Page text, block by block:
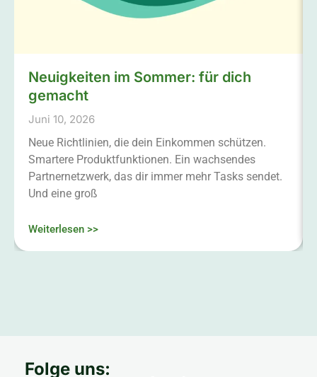
Neuigkeiten im Sommer: für dich
gemacht
Juni 10, 2026
Neue Richtlinien, die dein Einkommen schützen.
Smartere Produktfunktionen. Ein wachsendes
Partnernetzwerk, das dir immer mehr Tasks sendet.
Und eine groß
Weiterlesen >>
Folge uns: